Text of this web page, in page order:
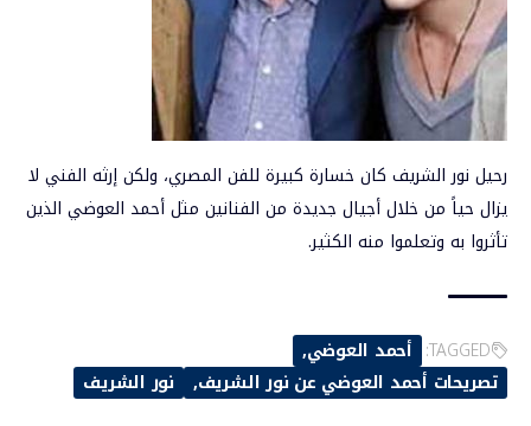
رحيل نور الشريف كان خسارة كبيرة للفن المصري، ولكن إرثه الفني لا
يزال حياً من خلال أجيال جديدة من الفنانين مثل أحمد العوضي الذين
تأثروا به وتعلموا منه الكثير.
TAGGED: أحمد العوضي
تصريحات أحمد العوضي عن نور الشريف
نور الشريف